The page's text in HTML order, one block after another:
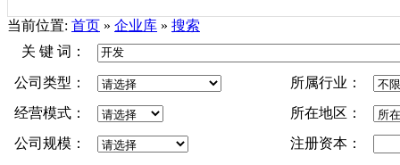
当前位置: 首页 » 企业库 » 搜索
关 键 词：
公司类型：
所属行业：
经营模式：
所在地区：
公司规模：
注册资本：